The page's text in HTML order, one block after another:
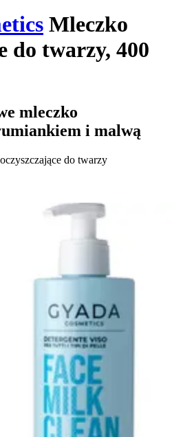
Mleczko
do twarzy, 400
mleczko
i malwą
do twarzy